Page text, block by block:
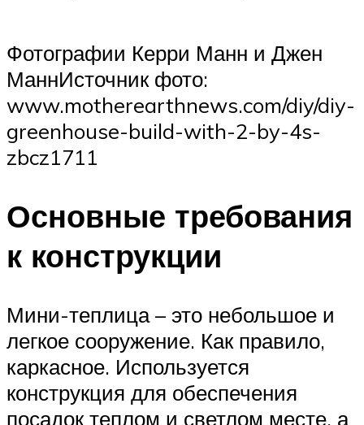
Фотографии Керри Манн и Джен
МаннИсточник фото:
www.motherearthnews.com/diy/diy-
greenhouse-build-with-2-by-4s-
zbcz1711
Основные требования
к конструкции
Мини-теплица – это небольшое и
легкое сооружение. Как правило,
каркасное. Используется
конструкция для обеспечения
посадок теплом и светлом месте, а